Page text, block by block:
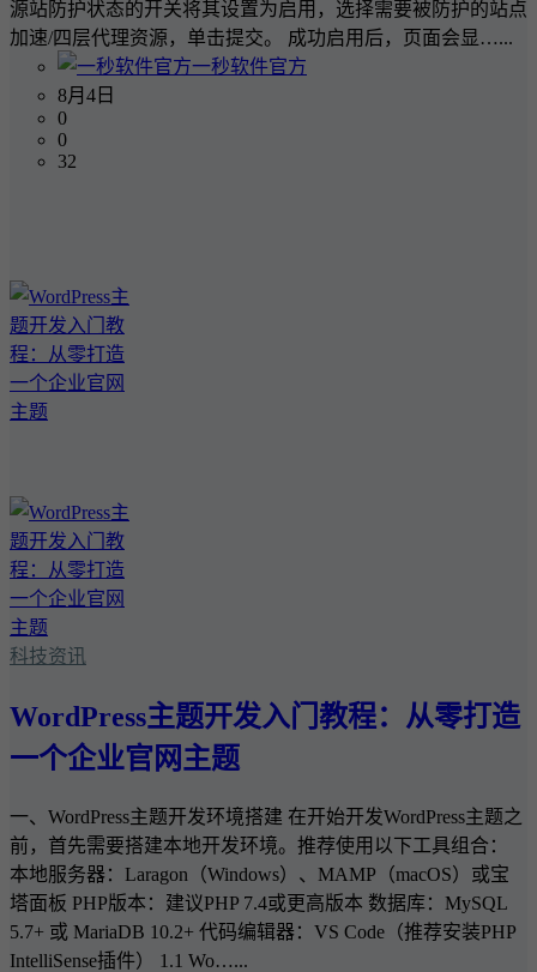
源站防护状态的开关将其设置为启用，选择需要被防护的站点
加速/四层代理资源，单击提交。 成功启用后，页面会显…...
一秒软件官方
8月4日
0
0
32
科技资讯
WordPress主题开发入门教程：从零打造
一个企业官网主题
一、WordPress主题开发环境搭建 在开始开发WordPress主题之
前，首先需要搭建本地开发环境。推荐使用以下工具组合：
本地服务器：Laragon（Windows）、MAMP（macOS）或宝
塔面板 PHP版本：建议PHP 7.4或更高版本 数据库：MySQL
5.7+ 或 MariaDB 10.2+ 代码编辑器：VS Code（推荐安装PHP
IntelliSense插件） 1.1 Wo…...